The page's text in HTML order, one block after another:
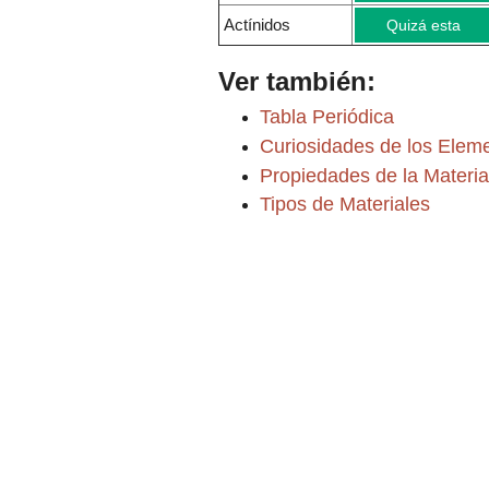
Actínidos Quizá esta
Ver también:
Tabla Periódica
Curiosidades de los
Propiedades de la Materia
Tipos de Materiales